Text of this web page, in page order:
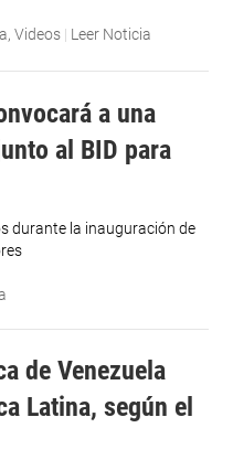
,Videos | Leer Noticia
a una
al BID para
durante la inauguración de
de Venezuela
Latina, según el